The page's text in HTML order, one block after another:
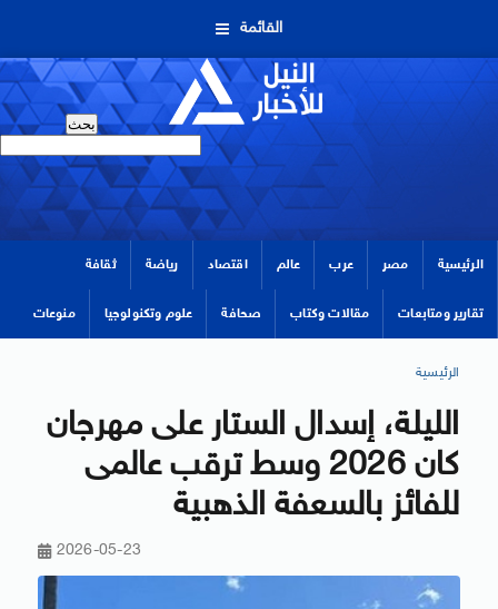
القائمة
الرئيسية مصر عرب عالم اقتصاد رياضة ثقافة
تقارير ومتابعات مقالات وكتاب صحافة علوم وتكنولوجيا منوعات
الرئيسية
الليلة، إسدال الستار على مهرجان
كان 2026 وسط ترقب عالمى
للفائز بالسعفة الذهبية
2026-05-23